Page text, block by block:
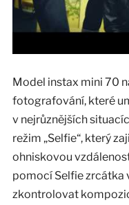
Model instax mini 70
fotografování, které
v nejrůznějších
režim „Selfie“, který
ohniskovou
pomocí Selfie zrcátka
zkontrolovat